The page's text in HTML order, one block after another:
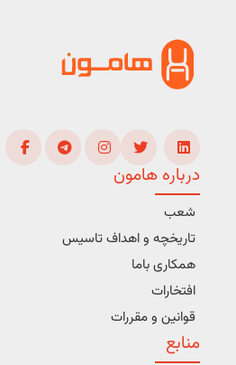
درباره هامون
شعب
تاریخچه و اهداف تاسیس
همکاری باما
افتخارات
قوانین و مقررات
منابع